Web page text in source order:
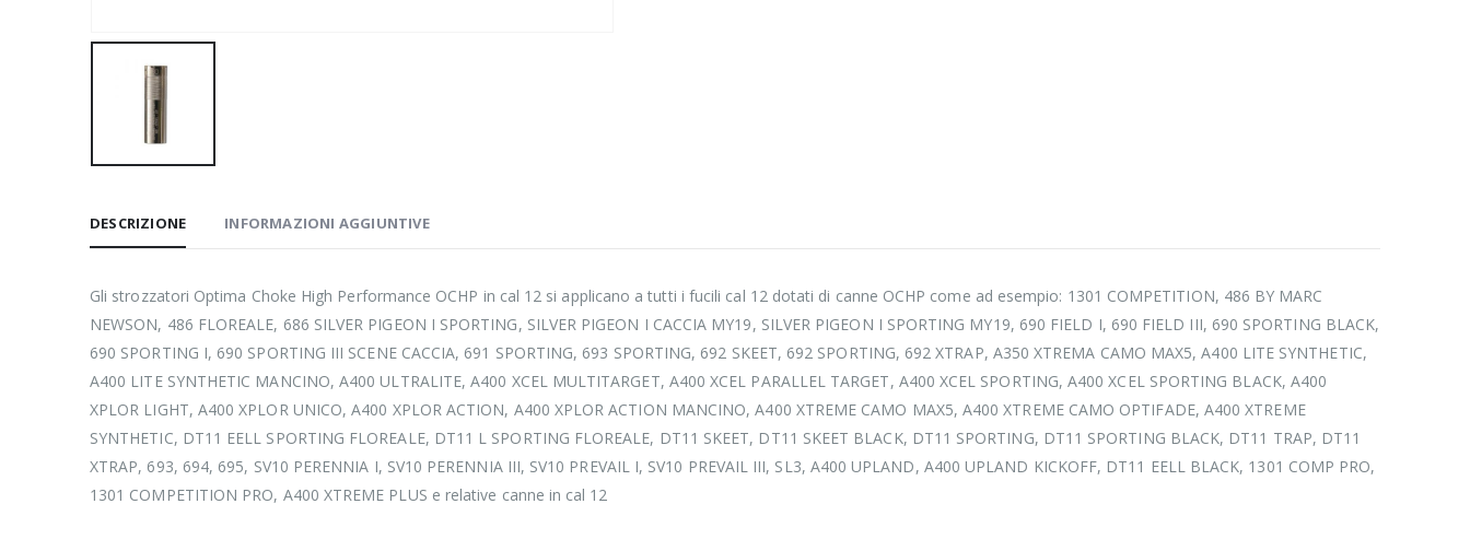
DESCRIZIONE INFORMAZIONI AGGIUNTIVE
Gli strozzatori Optima Choke High Performance OCHP in cal 12 si applicano a tutti i fucili cal 12 dotati di canne OCHP come ad esempio: 1301 COMPETITION, 486 BY MARC
NEWSON, 486 FLOREALE, 686 SILVER PIGEON I SPORTING, SILVER PIGEON I CACCIA MY19, SILVER PIGEON I SPORTING MY19, 690 FIELD I, 690 FIELD III, 690 SPORTING BLACK,
690 SPORTING I, 690 SPORTING III SCENE CACCIA, 691 SPORTING, 693 SPORTING, 692 SKEET, 692 SPORTING, 692 XTRAP, A350 XTREMA CAMO MAX5, A400 LITE SYNTHETIC,
A400 LITE SYNTHETIC MANCINO, A400 ULTRALITE, A400 XCEL MULTITARGET, A400 XCEL PARALLEL TARGET, A400 XCEL SPORTING, A400 XCEL SPORTING BLACK, A400
XPLOR LIGHT, A400 XPLOR UNICO, A400 XPLOR ACTION, A400 XPLOR ACTION MANCINO, A400 XTREME CAMO MAX5, A400 XTREME CAMO OPTIFADE, A400 XTREME
SYNTHETIC, DT11 EELL SPORTING FLOREALE, DT11 L SPORTING FLOREALE, DT11 SKEET, DT11 SKEET BLACK, DT11 SPORTING, DT11 SPORTING BLACK, DT11 TRAP, DT11
XTRAP, 693, 694, 695, SV10 PERENNIA I, SV10 PERENNIA III, SV10 PREVAIL I, SV10 PREVAIL III, SL3, A400 UPLAND, A400 UPLAND KICKOFF, DT11 EELL BLACK, 1301 COMP PRO,
1301 COMPETITION PRO, A400 XTREME PLUS e relative canne in cal 12